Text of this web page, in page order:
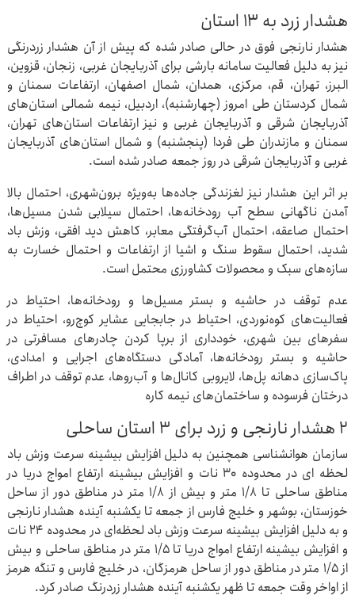
هشدار زرد به ۱۳ استان
هشدار نارنجی فوق در حالی صادر شده که پیش از آن هشدار زردرنگی
نیز به دلیل فعالیت سامانه بارشی برای آذربایجان غربی، زنجان، قزوین،
البرز، تهران، قم، مرکزی، همدان، شمال اصفهان، ارتفاعات سمنان و
شمال کردستان طی امروز (چهارشنبه)، اردبیل، نیمه شمالی استان‌های
آذربایجان شرقی و آذربایجان غربی و نیز ارتفاعات استان‌های تهران،
سمنان و مازندران طی فردا (پنجشنبه) و شمال استان‌های آذربایجان
غربی و آذربایجان شرقی در روز جمعه صادر شده است.
بر اثر این هشدار نیز لغزندگی جاده‌ها به‌ویژه برون‌شهری، احتمال بالا
آمدن ناگهانی سطح آب رودخانه‌ها، احتمال سیلابی شدن مسیل‌ها،
احتمال صاعقه، احتمال آب‌گرفتگی معابر، کاهش دید افقی، وزش باد
شدید، احتمال سقوط سنگ و اشیا از ارتفاعات و احتمال خسارت به
سازه‌های سبک و محصولات کشاورزی محتمل است.
عدم توقف در حاشیه و بستر مسیل‌ها و رودخانه‌ها، احتیاط در
فعالیت‌های کوه‌نوردی، احتیاط در جابجایی عشایر کوچ‌رو، احتیاط در
سفرهای بین شهری، خودداری از برپا کردن چادرهای مسافرتی در
حاشیه و بستر رودخانه‌ها، آمادگی دستگاه‌های اجرایی و امدادی،
پاک‌سازی دهانه پل‌ها، لایروبی کانال‌ها و آب‌روها، عدم توقف در اطراف
درختان فرسوده و ساختمان‌های نیمه کاره
۲ هشدار نارنجی و زرد برای ۳ استان ساحلی
سازمان هوانشناسی همچنین به دلیل افزایش بیشینه سرعت وزش باد
لحظه ای در محدوده ۳۰ نات و افزایش بیشینه ارتفاع امواج دریا در
مناطق ساحلی تا ۱/۸ متر و بیش از ۱/۸ متر در مناطق دور از ساحل
خوزستان، بوشهر و خلیج فارس از جمعه تا یکشنبه آینده هشدار نارنجی
و به دلیل افزایش بیشینه سرعت وزش باد لحظه‌ای در محدوده ۲۴ نات
و افزایش بیشینه ارتفاع امواج دریا تا ۱/۵ متر در مناطق ساحلی و بیش
از ۱/۵ متر در مناطق دور از ساحل هرمزگان، در خلیج فارس و تنگه هرمز
از اواخر وقت جمعه تا ظهر یکشنبه آینده هشدار زردرنگ صادر کرد.